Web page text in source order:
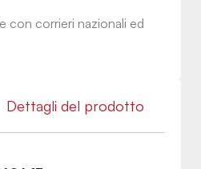
con corrieri nazionali ed
Dettagli del prodotto